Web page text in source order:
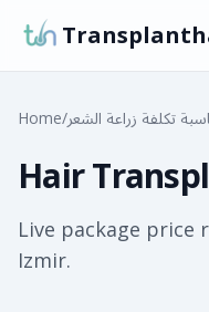
Home/تكلفة زراعة الشعر
Hair
Live package price
Izmir.